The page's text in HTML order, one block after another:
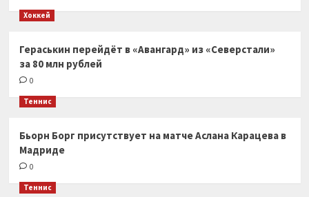
Хоккей
Гераськин перейдёт в «Авангард» из «Северстали»
за 80 млн рублей
0
Теннис
Бьорн Борг присутствует на матче Аслана Карацева в
Мадриде
0
Теннис